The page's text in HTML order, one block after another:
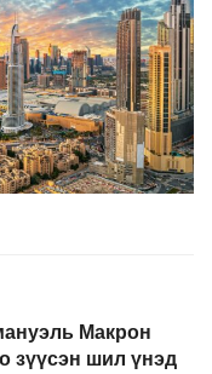
Макрон
зүүсэн шил үнэд